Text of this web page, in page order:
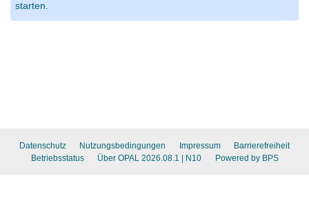
starten.
Datenschutz Nutzungsbedingungen Impressum
Barrierefreiheit
Betriebsstatus
Über OPAL 2026.08.1 | N10 Powered by BPS